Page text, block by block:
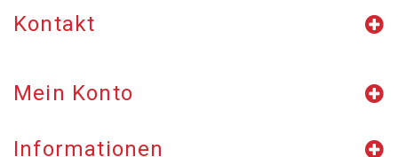
Kontakt
Mein Konto
Informationen